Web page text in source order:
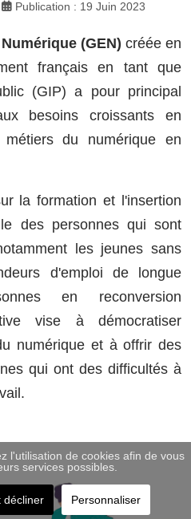
Publication : 19 Juin 2023
(GEN) créée en
français en tant que
(GIP) a pour principal
besoins croissants en
du numérique en
la formation et l'insertion
des personnes qui sont
les jeunes sans
d'emploi de longue
en reconversion
vise à démocratiser
numérique et à offrir des
qui ont des difficultés à
l'utilisation de cookies afin de vous
services possibles.
décliner Personnaliser